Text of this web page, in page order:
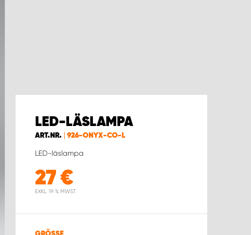
LED-LÄSLAMPA
ART.NR. 926-ONYX-CO-L
LED-läslampa
27€
EXKL. 19 % MWST.